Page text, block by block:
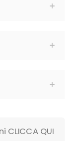
CLICCA QUI